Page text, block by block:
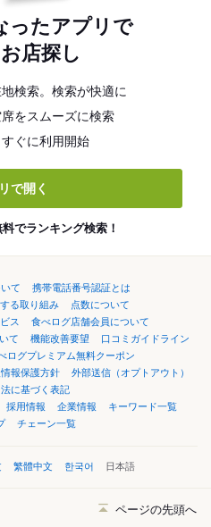
ったアプリで
店探し
検索。検索が快適に
をスムーズに検索
ぐに利用開始
で開く
でランキング検索！
て
携帯電話番号認証とは
る取り組み
点数について
ス
食べログ店舗会員について
て
機能改善要望
口コミガイドライン
ログプレミアム無料クーポン
報保護方針
外部送信（オプトアウト）
に基づく表記
採用情報 企業情報
キーワード一覧
チェーン一覧
繁體中文 한국어 日本語
ページの先頭へ